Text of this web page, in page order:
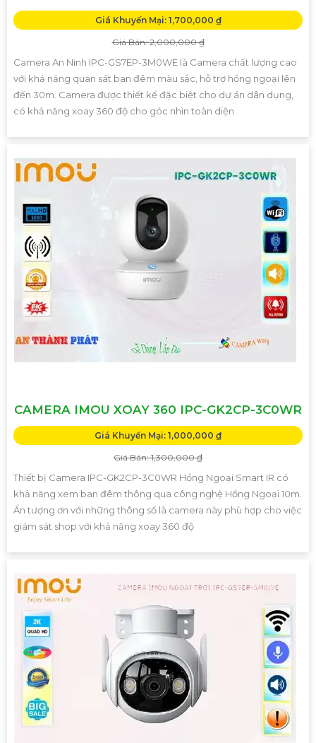
Giá Khuyến Mại: 1,700,000 ₫
Giá Bán: 2,000,000 ₫
Camera An Ninh IPC-GS7EP-3M0WE là Camera chất lượng cao
với khả năng quan sát ban đêm màu sắc, hỗ trợ hồng ngoại lên
đến 30m. Camera được thiết kế đặc biệt cho dự án dân dụng,
có khả năng xoay 360 độ cho góc nhìn toàn diện
CAMERA IMOU XOAY 360 IPC-GK2CP-3C0WR
Giá Khuyến Mại: 1,000,000 ₫
Giá Bán: 1,300,000 ₫
Thiết bị Camera IPC-GK2CP-3C0WR Hồng Ngoại Smart IR có
khả năng xem ban đêm thông qua công nghệ Hồng Ngoại 10m.
Ấn tượng ơn với những thông số là camera này phù hợp cho việc
giám sát shop với khả năng xoay 360 độ